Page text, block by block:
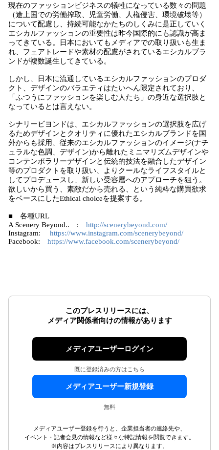
現在のファッションビジネスの犠牲になっている数々の問題
（途上国での労働搾取、児童労働、人権侵害、環境破壊等）
について配慮し、持続可能なかたちのしくみに是正していく
エシカルファッションの重要性は昨今国際的にも認識が高ま
ってきている。日本においてもメディアでの取り扱いも生ま
れ、フェアトレードや素材の配慮がされているエシカルブラ
ンドが複数誕生してきている。
しかし、日本に流通しているエシカルファッションのプロダ
クト、デザインのバラエティはたいへん限定されており、
「ふつうにファッションを楽しむ人たち」の身近な選択肢と
なっているとは言えない。
シナリービヨンドは、エシカルファッションの選択肢を広げ
るためデザインとクオリティに優れたエシカルブランドを国
外からも採用、従来のエシカルファッションのイメージ(ナチ
ュラルな色調、デザイン)から離れたミニマリズムデザインや
コンテンポラリーデザインと伝統的技法を融合したデザイン
等のプロダクトを取り扱い、よりクールなライフスタイルと
してプロデュースし、新しい受容層へのアプローチを狙う。
欲しいから買う、素敵だから売れる、という純粋な購買欲求
をベースにしたEthical choiceを提案する。
■ 各種URL
A Scenery Beyond.. : http://scenerybeyond.com/
Instagram: https://www.instagram.com/scenerybeyond/
Facebook: https://www.facebook.com/scenerybeyond/
このプレスリリースには、
メディア関係者向けの情報があります
メディアユーザーログイン
既に登録済みの方はこちら
メディアユーザー新規登録
無料
メディアユーザー登録を行うと、企業担当者の連絡先や、
イベント・記者会見の情報など様々な特記情報を閲覧できます。
※内容はプレスリリースにより異なります。